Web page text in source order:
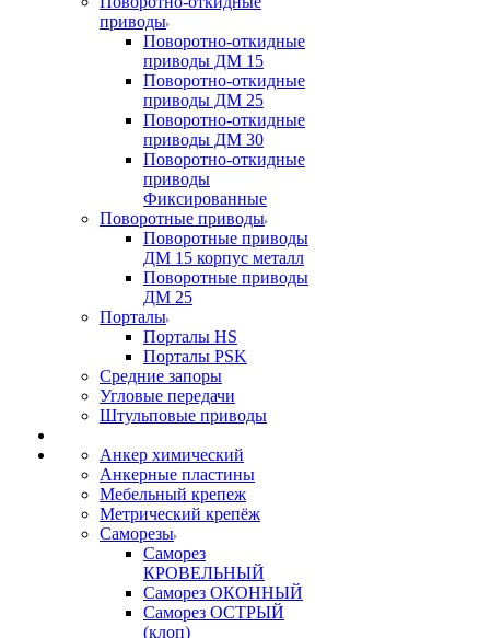
приводы
Поворотно-откидные
приводы ДМ 15
Поворотно-откидные
приводы ДМ 25
Поворотно-откидные
приводы ДМ 30
Поворотно-откидные
приводы
Фиксированные
Поворотные приводы
Поворотные приводы
ДМ 15 корпус металл
Поворотные приводы
ДМ 25
Порталы
Порталы HS
Порталы PSK
Средние запоры
Угловые передачи
Штульповые приводы
Анкер химический
Анкерные пластины
Мебельный крепеж
Метрический крепёж
Саморезы
Саморез
КРОВЕЛЬНЫЙ
Саморез ОКОННЫЙ
Саморез ОСТРЫЙ
(клоп)